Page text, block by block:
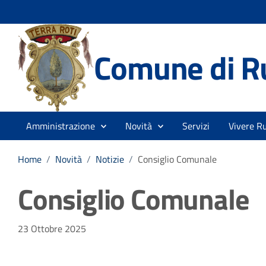
Comune di
Amministrazione Novità Servizi Vivere
Home / Novità / Notizie / Consiglio Comunale
Consiglio Comunale
Dettagli della notizia
23 Ottobre 2025